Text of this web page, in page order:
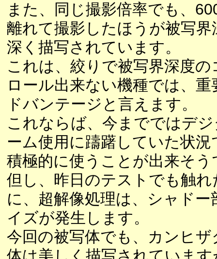
また、同じ撮影倍率でも、
離れて撮影したほうが被写界
深く描写されています。
これは、絞りで被写界深度の
ロール出来ない機種では、重
ドバンテージと言えます。
これならば、今までではデ
ーム使用に躊躇していた状況
積極的に使うことが出来そう
但し、昨日のテストでも触れ
に、超解像処理は、シャドー
イズが発生します。
今回の被写体でも、カンヒザ